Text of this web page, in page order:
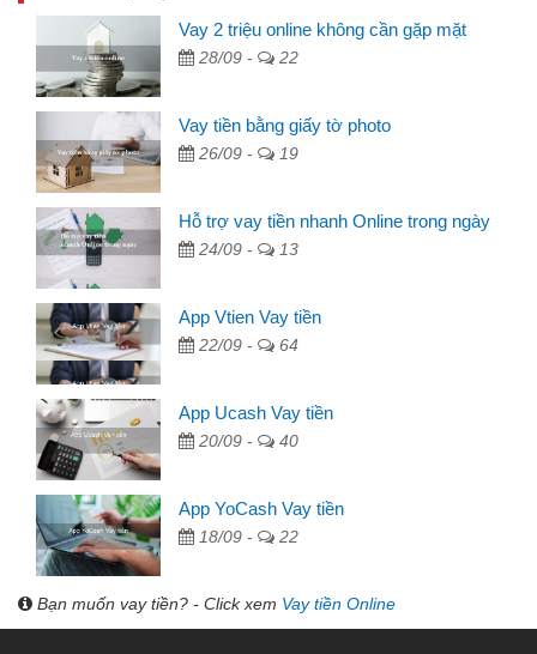
Vay 2 triệu online không cần gặp mặt
28/09 - 22
Vay tiền bằng giấy tờ photo
26/09 - 19
Hỗ trợ vay tiền nhanh Online trong ngày
24/09 - 13
App Vtien Vay tiền
22/09 - 64
App Ucash Vay tiền
20/09 - 40
App YoCash Vay tiền
18/09 - 22
Bạn muốn vay tiền? - Click xem Vay tiền Online